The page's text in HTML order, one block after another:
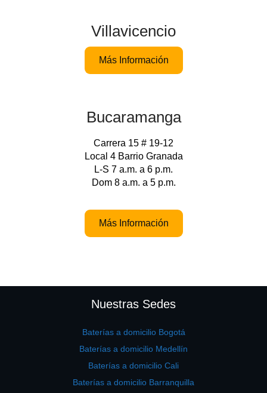
Villavicencio
Más Información
Bucaramanga
Carrera 15 # 19-12
Local 4 Barrio Granada
L-S 7 a.m. a 6 p.m.
Dom 8 a.m. a 5 p.m.
Más Información
Nuestras Sedes
Baterías a domicilio Bogotá
Baterías a domicilio Medellín
Baterías a domicilio Cali
Baterías a domicilio Barranquilla